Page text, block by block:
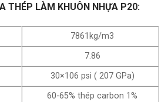
THÉP LÀM KHUÔN NHỰA P20:
7861kg/m3
7.86
30×106 psi ( 207 GPa)
60-65% thép carbon 1%